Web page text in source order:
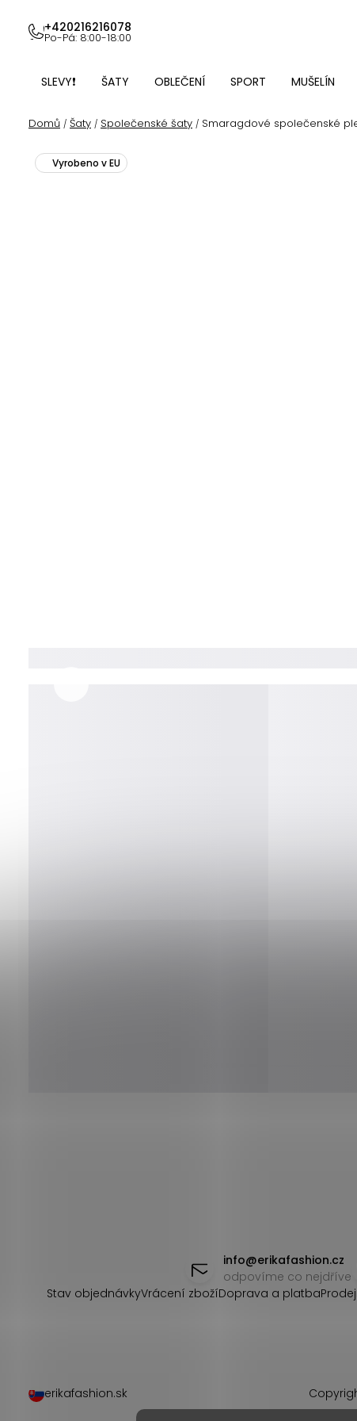
obsah
+420216216078
Po-Pá: 8:00-18:00
SLEVY❗ ŠATY OBLEČENÍ SPORT MUŠELÍN
Domů / Šaty / Společenské šaty / Smaragdové společenské
Vyrobeno v EU
info@erikafashion.cz
odpovíme co nejdříve
Stav objednávkyVrácení zbožíDoprava a platba
erikafashion.sk